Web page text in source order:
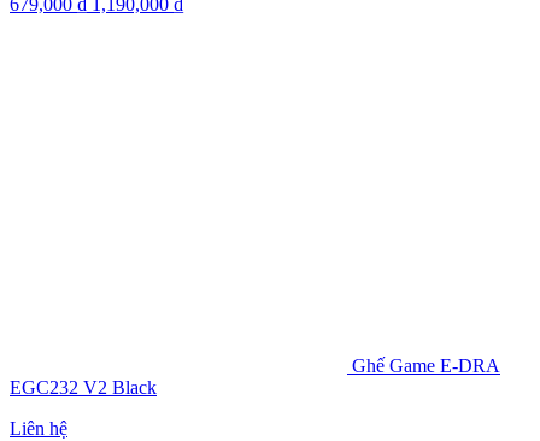
679,000 ₫ 1,190,000 ₫
Ghế Game E-DRA
EGC232 V2 Black
Liên hệ